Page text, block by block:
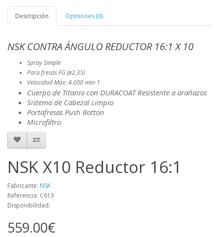
Descripción Opiniones (0)
NSK CONTRA ÁNGULO REDUCTOR 16:1 X 10
Spray Simple
Para fresas FG (ø2,35)
Velocidad Máx: 4.000 min-1
Cuerpo de Titanio con DURACOAT Resistente a arañazos
Sistema de Cabezal Limpio
Portafresas Push Botton
Microfiltro
NSK X10 Reductor 16:1
Fabricante: NSK
Referencia: C613
Disponibilidad:
559.00€